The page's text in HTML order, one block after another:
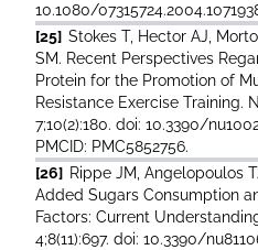
10.1080/
[25] Stokes T, Hector AJ,
SM. Recent Perspectives
Protein for the Promotion of
Resistance Exercise Training.
7;10(2):180. doi: 10.3390/
PMCID: PMC5852756.
[26] Rippe JM, Angelopoulos
Added Sugars Consumption
Factors: Current
4;8(11):697. doi: 10.3390/